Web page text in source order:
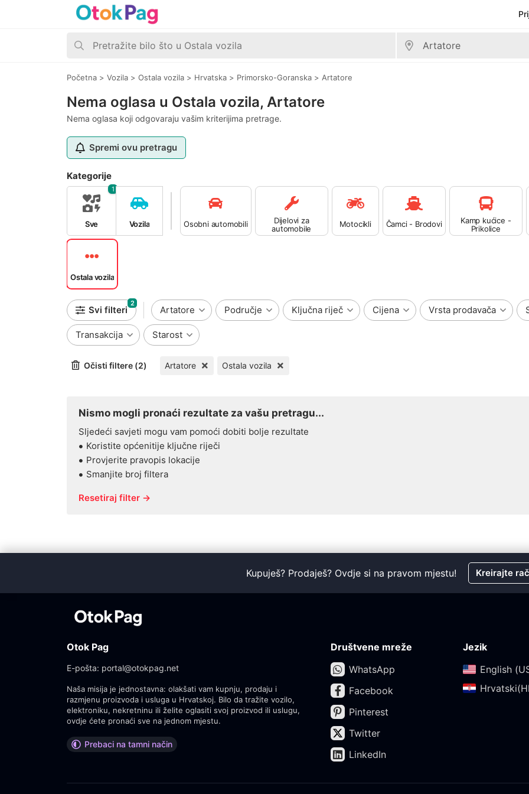
Početna > Vozila > Ostala vozila > Hrvatska > Primorsko-Goranska > Artatore
Nema oglasa u Ostala vozila, Artatore
Nema oglasa koji odgovaraju vašim kriterijima pretrage.
Spremi ovu pretragu
Kategorije
Sve
1
Vozila Osobni automobili
Dijelovi za
automobile
Motocikli Čamci - Brodovi
Kamp kućice -
Prikolice
Ostala vozila
Svi filteri
2
Artatore Područje Ključna riječ Cijena Vrsta prodavača
Transakcija Starost
Očisti filtere (2) Artatore Ostala vozila
Nismo mogli pronaći rezultate za vašu pretragu...
Sljedeći savjeti mogu vam pomoći dobiti bolje rezultate
Koristite općenitije ključne riječi
Provjerite pravopis lokacije
Smanjite broj filtera
Resetiraj filter →
Kupuješ? Prodaješ? Ovdje si na pravom mjestu! Kreirajte
Otok Pag
E-pošta: portal@otokpag.net
Naša misija je jednostavna: olakšati vam kupnju, prodaju i
razmjenu proizvoda i usluga u Hrvatskoj. Bilo da tražite vozilo,
elektroniku, nekretninu ili želite oglasiti svoj proizvod ili uslugu,
ovdje ćete pronaći sve na jednom mjestu.
Prebaci na tamni način
Društvene mreže
WhatsApp
Facebook
Pinterest
Twitter
LinkedIn
Jezik
English